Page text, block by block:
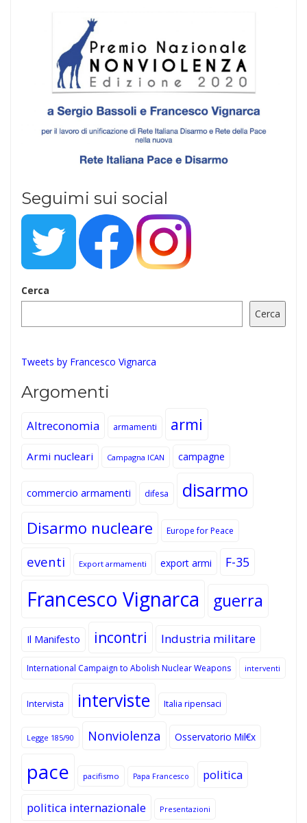
Seguimi sui social
Cerca
Cerca
Tweets by Francesco Vignarca
Argomenti
Altreconomia armamenti armi
Armi nucleari Campagna ICAN campagne
commercio armamenti difesa disarmo
Disarmo nucleare Europe for Peace
eventi Export armamenti export armi F-35
Francesco Vignarca guerra
Il Manifesto incontri Industria militare
International Campaign to Abolish Nuclear Weapons interventi
Intervista interviste Italia ripensaci
Legge 185/90 Nonviolenza Osservatorio Mil€x
pace pacifismo Papa Francesco politica
politica internazionale Presentazioni